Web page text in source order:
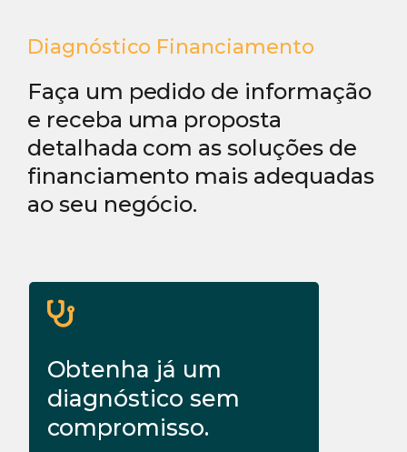
Diagnóstico Financiamento
Faça um pedido de informação
e receba uma proposta
detalhada com as soluções de
financiamento mais adequadas
ao seu negócio.
Obtenha já um
diagnóstico sem
compromisso.